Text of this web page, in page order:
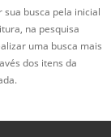
sua busca pela inicial
na pesquisa
uma busca mais
dos itens da